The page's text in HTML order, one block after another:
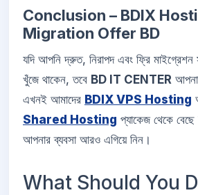
Conclusion – BDIX
Migration Offer BD
যদি আপনি দ্রুত, নিরাপদ এবং ফ্রি
খুঁজে থাকেন, তবে BD IT CENTER
এখনই আমাদের BDIX VPS Hosting
Shared Hosting প্যাকেজ থেকে
আপনার ব্যবসা আরও এগিয়ে নিন।
What Should You